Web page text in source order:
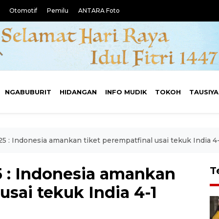
Otomotif Pemilu ANTARA Foto
NGABUBURIT HIDANGAN INFO MUDIK TOKOH
: Indonesia amankan tiket perempatfinal usai tekuk India
: Indonesia amankan
tekuk India 4-1